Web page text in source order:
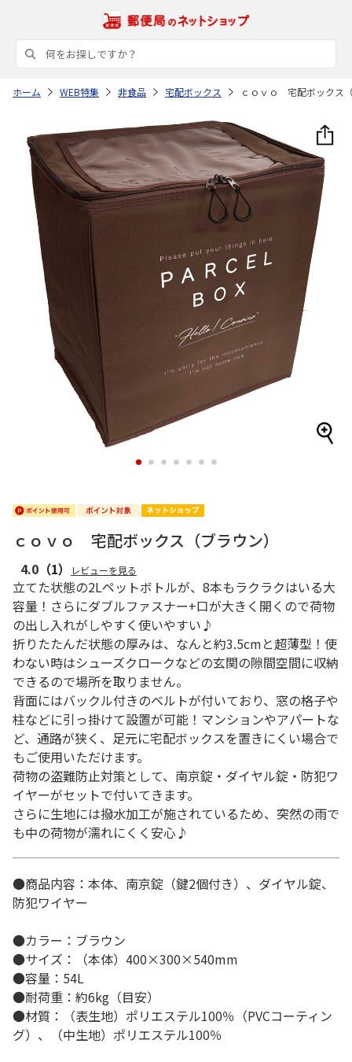
ホーム WEB特集 非食品 宅配ボックス ｃｏｖｏ 宅配ボックス
1 2 3 4 5 6 7
ｃｏｖｏ 宅配ボックス（ブラウン）
4.0 （1） レビューを見る
立てた状態の2Lペットボトルが、8本もラクラクはいる大
容量！さらにダブルファスナー+口が大きく開くので荷物
の出し入れがしやすく使いやすい♪
折りたたんだ状態の厚みは、なんと約3.5cmと超薄型！使
わない時はシューズクロークなどの玄関の隙間空間に収納
できるので場所を取りません。
背面にはバックル付きのベルトが付いており、窓の格子や
柱などに引っ掛けて設置が可能！マンションやアパートな
ど、通路が狭く、足元に宅配ボックスを置きにくい場合で
もご使用いただけます。
荷物の盗難防止対策として、南京錠・ダイヤル錠・防犯ワ
イヤーがセットで付いてきます。
さらに生地には撥水加工が施されているため、突然の雨で
も中の荷物が濡れにくく安心♪
●商品内容：本体、南京錠（鍵2個付き）、ダイヤル錠、
防犯ワイヤー
●カラー：ブラウン
●サイズ：（本体）400×300×540mm
●容量：54L
●耐荷重：約6kg（目安）
●材質：（表生地）ポリエステル100％（PVCコーティン
グ）、（中生地）ポリエステル100％